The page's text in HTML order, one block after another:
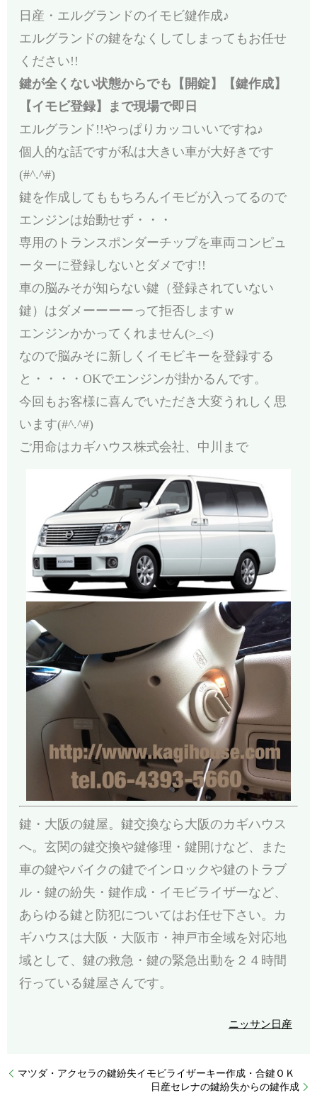
日産・エルグランドのイモビ鍵作成♪
エルグランドの鍵をなくしてしまってもお任せ
ください!!
鍵が全くない状態からでも【開錠】【鍵作成】
【イモビ登録】まで現場で即日
エルグランド!!やっぱりカッコいいですね♪
個人的な話ですが私は大きい車が大好きです
(#^.^#)
鍵を作成してももちろんイモビが入ってるので
エンジンは始動せず・・・
専用のトランスポンダーチップを車両コンピュ
ーターに登録しないとダメです!!
車の脳みそが知らない鍵（登録されていない
鍵）はダメーーーーって拒否しますｗ
エンジンかかってくれません(>_<)
なので脳みそに新しくイモビキーを登録する
と・・・・OKでエンジンが掛かるんです。
今回もお客様に喜んでいただき大変うれしく思
います(#^.^#)
ご用命はカギハウス株式会社、中川まで
鍵・大阪の鍵屋。鍵交換なら大阪のカギハウス
へ。玄関の鍵交換や鍵修理・鍵開けなど、また
車の鍵やバイクの鍵でインロックや鍵のトラブ
ル・鍵の紛失・鍵作成・イモビライザーなど、
あらゆる鍵と防犯についてはお任せ下さい。カ
ギハウスは大阪・大阪市・神戸市全域を対応地
域として、鍵の救急・鍵の緊急出動を２４時間
行っている鍵屋さんです。
ニッサン日産
マツダ・アクセラの鍵紛失イモビライザーキー作成・合鍵ＯＫ
日産セレナの鍵紛失からの鍵作成